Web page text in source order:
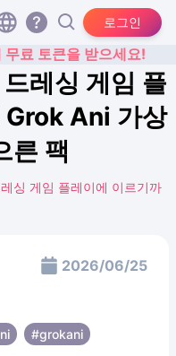
로그인
료 토큰을 받으세요!
레싱 게임 플
Grok Ani 가상
른 팩
싱 게임 플레이에 이르기까
2026/06/25
#grokani